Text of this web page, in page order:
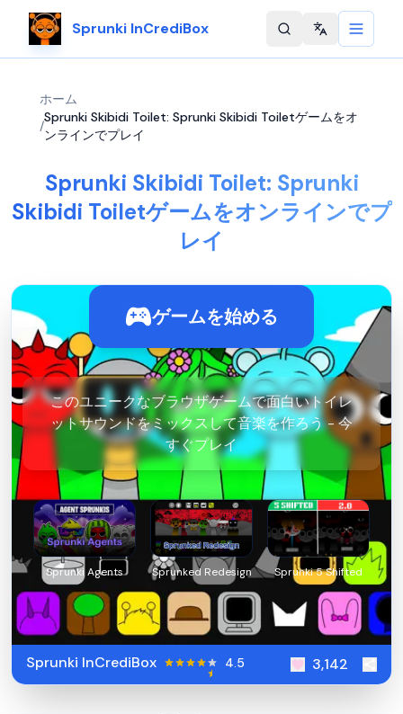
Sprunki InCrediBox Change
ホーム
/
Sprunki Skibidi Toilet: Sprunki Skibidi Toiletゲームをオ
ンラインでプレイ
Sprunki Skibidi Toilet: Sprunki
Skibidi Toiletゲームをオンラインでプ
レイ
ゲームを始める
このユニークなブラウザゲームで面白いトイレ
ットサウンドをミックスして音楽を作ろう - 今
すぐプレイ
Sprunki Agents Sprunked Redesign Sprunki 5 Shifted
Sprunki InCrediBox 4.5 3,142